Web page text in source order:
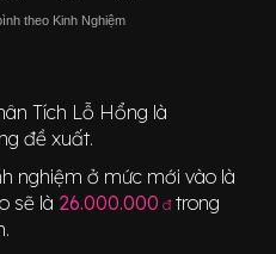
theo Kinh Nghiệm
Tích Lỗ Hổng là
đề xuất.
nghiệm ở mức mới vào là
sẽ là 26.000.000 đ trong
.